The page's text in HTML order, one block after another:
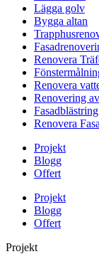
Lägga golv
Bygga altan
Renovera
Renovera
Renovering
Renovera
Projekt
Blogg
Offert
Projekt
Blogg
Offert
Projekt